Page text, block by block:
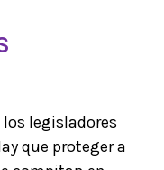
legisladores
que proteger a